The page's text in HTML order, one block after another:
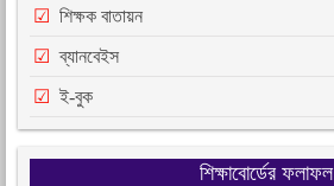
শিক্ষক বাতায়ন
ব্যানবেইস
ই-বুক
শিক্ষাবোর্ডের ফলাফল